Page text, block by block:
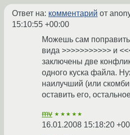
Ответ на: комментарий от
15:10:55 +00:00
Можешь сам
вида >>>>>>>>>>> и
заключены две
одного куска файла.
наилучший (или
оставить его,
mv ★★★★★
16.01.2008 15:18:20